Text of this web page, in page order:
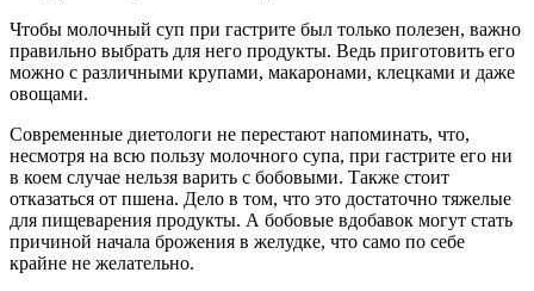
Чтобы молочный суп при гастрите был только полезен, важно
правильно выбрать для него продукты. Ведь приготовить его
можно с различными крупами, макаронами, клецками и даже
овощами.
Современные диетологи не перестают напоминать, что,
несмотря на всю пользу молочного супа, при гастрите его ни
в коем случае нельзя варить с бобовыми. Также стоит
отказаться от пшена. Дело в том, что это достаточно тяжелые
для пищеварения продукты. А бобовые вдобавок могут стать
причиной начала брожения в желудке, что само по себе
крайне не желательно.